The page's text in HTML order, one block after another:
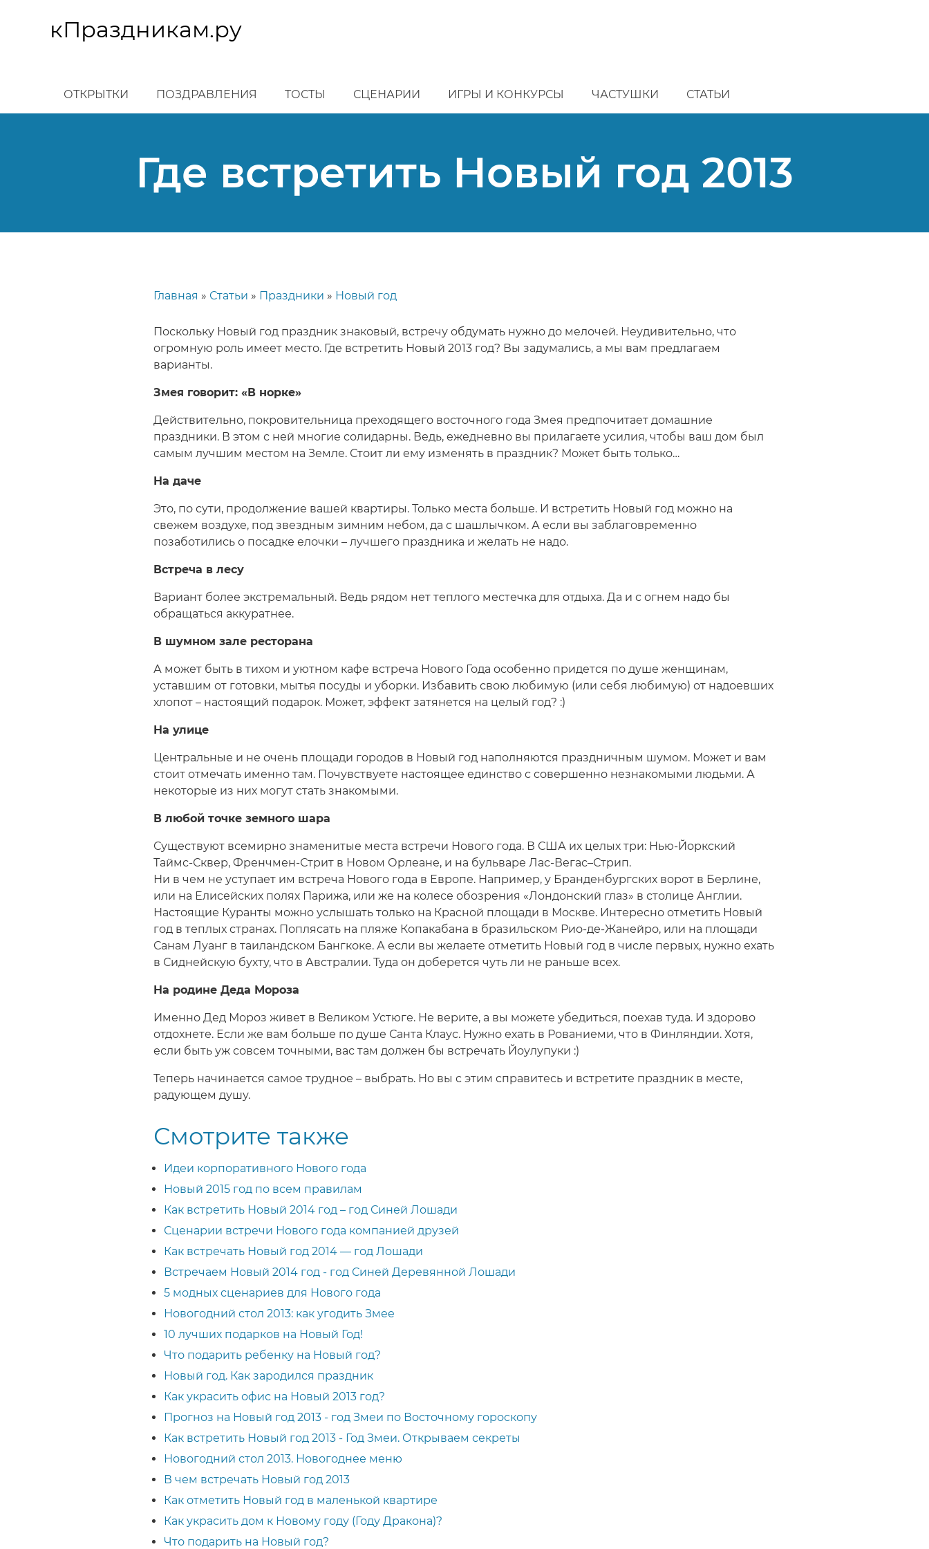
основномукПраздникам.ру
ОТКРЫТКИ ПОЗДРАВЛЕНИЯ ТОСТЫ СЦЕНАРИИ ИГРЫ И КОНКУРСЫ ЧАСТУШКИ СТАТЬИ
Где встретить Новый год 2013
навигации
Главная Статьи Праздники Новый год
Поскольку Новый год праздник знаковый, встречу обдумать нужно до мелочей. Неудивительно, что
огромную роль имеет место. Где встретить Новый 2013 год? Вы задумались, а мы вам предлагаем
варианты.
Змея говорит: «В норке»
Действительно, покровительница преходящего восточного года Змея предпочитает домашние
праздники. В этом с ней многие солидарны. Ведь, ежедневно вы прилагаете усилия, чтобы ваш дом был
самым лучшим местом на Земле. Стоит ли ему изменять в праздник? Может быть только…
На даче
Это, по сути, продолжение вашей квартиры. Только места больше. И встретить Новый год можно на
свежем воздухе, под звездным зимним небом, да с шашлычком. А если вы заблаговременно
позаботились о посадке елочки – лучшего праздника и желать не надо.
Встреча в лесу
Вариант более экстремальный. Ведь рядом нет теплого местечка для отдыха. Да и с огнем надо бы
обращаться аккуратнее.
В шумном зале ресторана
А может быть в тихом и уютном кафе встреча Нового Года особенно придется по душе женщинам,
уставшим от готовки, мытья посуды и уборки. Избавить свою любимую (или себя любимую) от надоевших
хлопот – настоящий подарок. Может, эффект затянется на целый год? :)
На улице
Центральные и не очень площади городов в Новый год наполняются праздничным шумом. Может и вам
стоит отмечать именно там. Почувствуете настоящее единство с совершенно незнакомыми людьми. А
некоторые из них могут стать знакомыми.
В любой точке земного шара
Существуют всемирно знаменитые места встречи Нового года. В США их целых три: Нью-Йоркский
Таймс-Сквер, Френчмен-Стрит в Новом Орлеане, и на бульваре Лас-Вегас–Стрип.
Ни в чем не уступает им встреча Нового года в Европе. Например, у Бранденбургских ворот в Берлине,
или на Елисейских полях Парижа, или же на колесе обозрения «Лондонский глаз» в столице Англии.
Настоящие Куранты можно услышать только на Красной площади в Москве. Интересно отметить Новый
год в теплых странах. Поплясать на пляже Копакабана в бразильском Рио-де-Жанейро, или на площади
Санам Луанг в таиландском Бангкоке. А если вы желаете отметить Новый год в числе первых, нужно ехать
в Сиднейскую бухту, что в Австралии. Туда он доберется чуть ли не раньше всех.
На родине Деда Мороза
Именно Дед Мороз живет в Великом Устюге. Не верите, а вы можете убедиться, поехав туда. И здорово
отдохнете. Если же вам больше по душе Санта Клаус. Нужно ехать в Рованиеми, что в Финляндии. Хотя,
если быть уж совсем точными, вас там должен бы встречать Йоулупуки :)
Теперь начинается самое трудное – выбрать. Но вы с этим справитесь и встретите праздник в месте,
радующем душу.
Смотрите также
Идеи корпоративного Нового года
Новый 2015 год по всем правилам
Как встретить Новый 2014 год – год Синей Лошади
Сценарии встречи Нового года компанией друзей
Как встречать Новый год 2014 — год Лошади
Встречаем Новый 2014 год - год Синей Деревянной Лошади
5 модных сценариев для Нового года
Новогодний стол 2013: как угодить Змее
10 лучших подарков на Новый Год!
Что подарить ребенку на Новый год?
Новый год. Как зародился праздник
Как украсить офис на Новый 2013 год?
Прогноз на Новый год 2013 - год Змеи по Восточному гороскопу
Как встретить Новый год 2013 - Год Змеи. Открываем секреты
Новогодний стол 2013. Новогоднее меню
В чем встречать Новый год 2013
Как отметить Новый год в маленькой квартире
Как украсить дом к Новому году (Году Дракона)?
Что подарить на Новый год?